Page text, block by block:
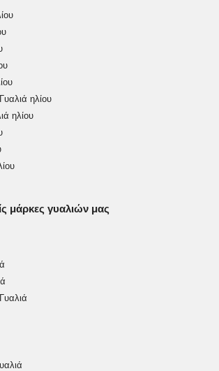
ηλίου
ηλίου
μάρκες γυαλιών μας